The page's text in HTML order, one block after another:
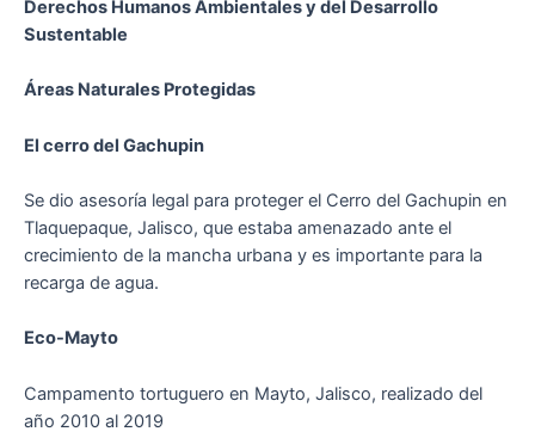
Derechos HumanosAmbientales y del Desarrollo
Sustentable
Áreas Naturales Protegidas
El cerro del Gachupin
Se dio asesoría legal para proteger el Cerro del Gachupin en
Tlaquepaque, Jalisco, que estaba amenazado ante el
crecimiento de la mancha urbana y es importante para la
recarga de agua.
Eco-Mayto
Campamento tortuguero en Mayto, Jalisco, realizado del
año 2010 al 2019